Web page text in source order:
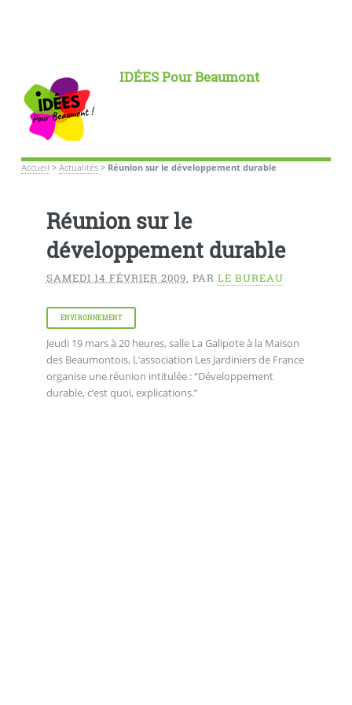
IDÉES Pour Beaumont
Accueil > Actualités> Réunion sur le développement durable
Réunion sur le
développement durable
SAMEDI 14 FÉVRIER 2009, PAR LE BUREAU
ENVIRONNEMENT
Jeudi 19 mars à 20 heures, salle La Galipote à la Maison
des Beaumontois, L’association Les Jardiniers de France
organise une réunion intitulée : “Développement
durable, c’est quoi, explications.”